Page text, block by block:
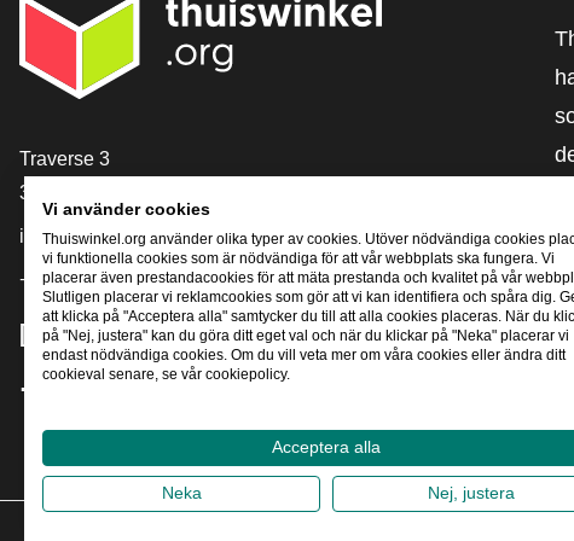
[_General:Contact]
Traverse 3
3905 NL Veenendaal
info@thuiswinkel.org
+31 (0)318 64 85 75
[_General:SocialMediaTitle]
Vi använder cookies
Thuiswinkel.org använder olika typer av cookies. Utöver nödvändiga cookies
vi funktionella cookies som är nödvändiga för att vår webbplats ska fungera. Vi
placerar även prestandacookies för att mäta prestanda och kvalitet på vår
Slutligen placerar vi reklamcookies som gör att vi kan identifiera och spåra dig.
att klicka på "Acceptera alla" samtycker du till att alla cookies placeras. När du
på "Nej, justera" kan du göra ditt eget val och när du klickar på "Neka" placerar vi
endast nödvändiga cookies. Om du vill veta mer om våra cookies eller ändra ditt
cookieval senare, se vår cookiepolicy.
Acceptera alla
Neka Nej, justera